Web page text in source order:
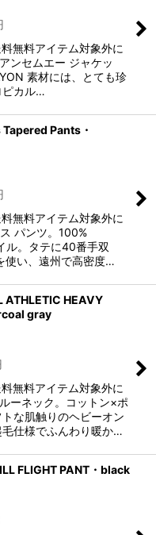
無料アイテム対象外に
ンセムエー ジャケッ
素材には、とても珍
ピカル…
Pants・
無料アイテム対象外に
パンツ。100%
ル。タテに40番手双
使い、遠州で高密度…
ATHLETIC HEAVY
gray
無料アイテム対象外に
ーネック。コットン×ポ
な肌触りのヘビーオン
仕様でふんわり暖か…
FLIGHT PANT・black